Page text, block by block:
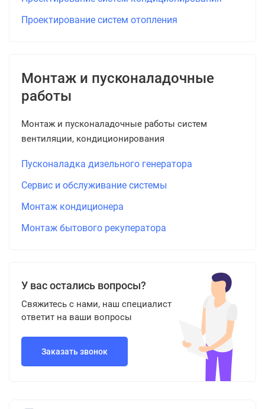
Проектирование систем отопления
Монтаж и пусконаладочные
работы
Монтаж и пусконаладочные работы систем
вентиляции, кондиционирования
Пусконаладка дизельного генератора
Сервис и обслуживание системы
Монтаж кондиционера
Монтаж бытового рекуператора
У вас остались вопросы?
Свяжитесь с нами, наш специалист
ответит на ваши вопросы
Заказать звонок